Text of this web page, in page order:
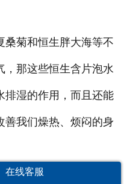
桑菊和恒生胖大海等不
，那这些恒生含片泡水
排湿的作用，而且还能
善我们燥热、烦闷的身
这款恒升含片口味
在线客服